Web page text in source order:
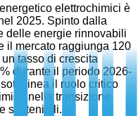
elettrochimici è
2025. Spinto dalla
delle energie rinnovabili
il mercato raggiunga 120
tasso di crescita
durante il periodo 2026-
il ruolo critico
nella transizione
sostenibili.